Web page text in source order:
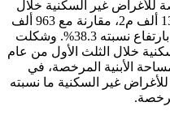
للأغراض غير السكنية خلال
الثلث الأول من عام 2018 حوالي 1332 ألف م2، مقارنة مع 963 ألف
م2 خلال نفس الفترة من عام 2017، بارتفاع نسبته 38.3%. وشكلت
خلال الثلث الأول من عام
من إجمالي مساحة الأبنية المرخصة، في
غير السكنية ما نسبته